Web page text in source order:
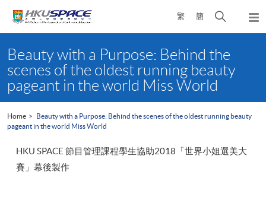
繁 簡
Open
search
content
startBeauty with a Purpose: Behind the
scenes of the oldest running beauty
pageant in the world Miss World
Home
Beauty with a Purpose: Behind the scenes of the oldest running beauty
pageant in the world Miss World
HKU SPACE 節目管理課程學生協助2018「世界小姐選美大
賽」幕後製作